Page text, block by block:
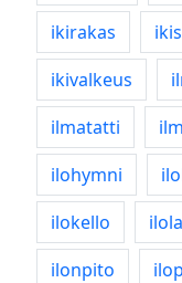
ikirakas
ikivalkeus
ilmatatti
ilohymni
ilokello
ilonpito